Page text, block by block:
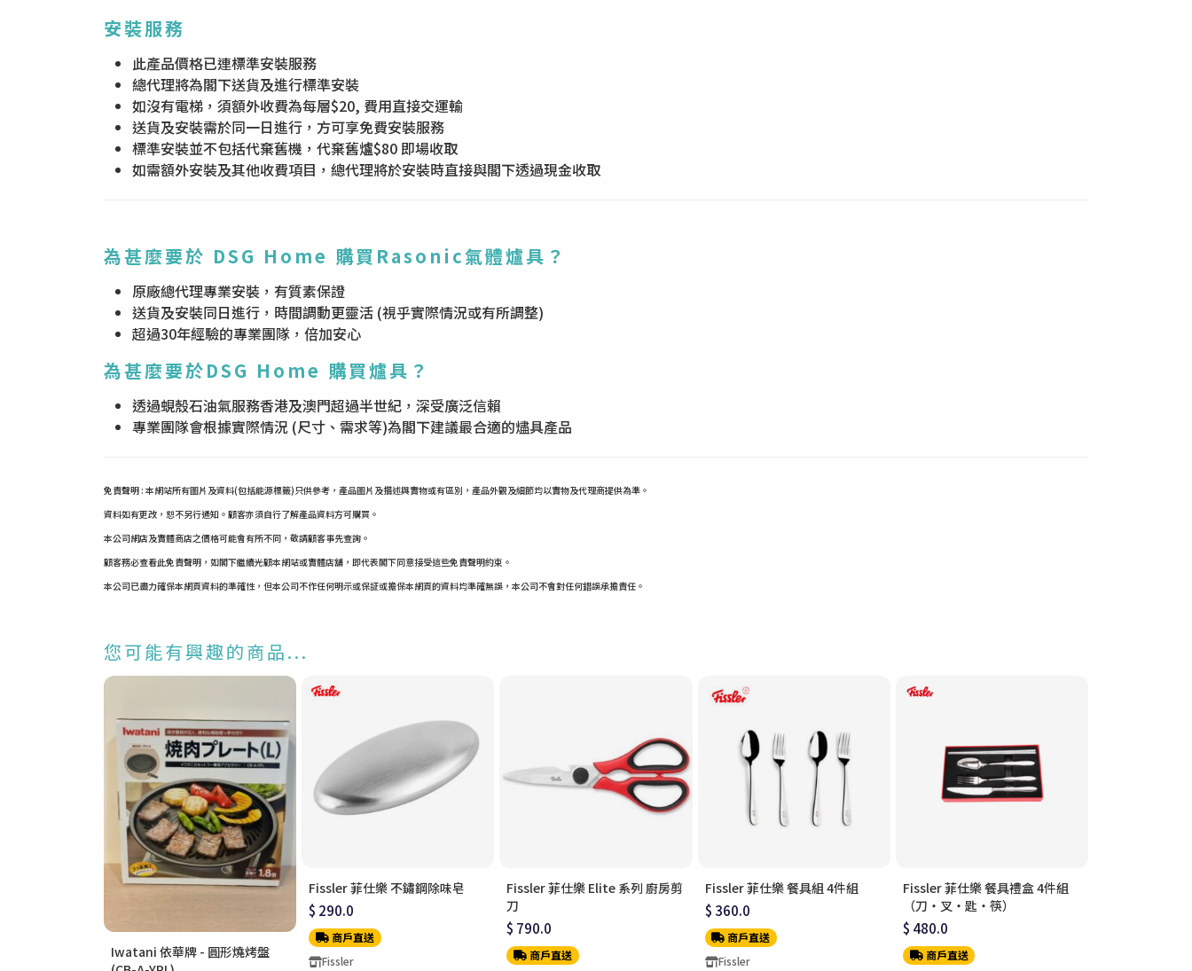
安裝服務
此產品價格已連標準安裝服務
總代理將為閣下送貨及進行標準安裝
如沒有電梯，須額外收費為每層$20, 費用直接交運輸
送貨及安裝需於同一日進行，方可享免費安裝服務
標準安裝並不包括代棄舊機，代棄舊爐$80 即場收取
如需額外安裝及其他收費項目，總代理將於安裝時直接與閣下透過現金收取
為甚麼要於 DSG Home 購買Rasonic氣體爐具？
原廠總代理專業安裝，有質素保證
送貨及安裝同日進行，時間調動更靈活 (視乎實際情況或有所調整)
超過30年經驗的專業團隊，倍加安心
為甚麼要於DSG Home 購買爐具？
透過蜆殼石油氣服務香港及澳門超過半世紀，深受廣泛信賴
專業團隊會根據實際情況 (尺寸、需求等)為閣下建議最合適的燼具產品
免責聲明 : 本網站所有圖片及資料(包括能源標籤)只供參考，產品圖片及描述與實物或有區別，產品外觀及細節均以實物及代理商提供為準。
資料如有更改，恕不另行通知。顧客亦須自行了解產品資料方可購買。
本公司網店及實體商店之價格可能會有所不同，敬請顧客事先查詢。
顧客務必查看此免責聲明，如閣下繼續光顧本網站或實體店舖，即代表閣下同意接受這些免責聲明約束。
本公司已盡力確保本網頁資料的準確性，但本公司不作任何明示或保証或擔保本網頁的資料均準確無誤，本公司不會對任何錯誤承擔責任。
您可能有興趣的商品...
Iwatani 依華牌 - 圓形燒烤盤
Fissler 菲仕樂 不鏽鋼除味皂
$ 290.0
商戶直送
Fissler
Fissler 菲仕樂 Elite 系列 廚房剪
刀
$ 790.0
商戶直送
Fissler 菲仕樂 餐具組 4件組
$ 360.0
商戶直送
Fissler
Fissler 菲仕樂 餐具禮盒 4件組
（刀・叉・匙・筷）
$ 480.0
商戶直送